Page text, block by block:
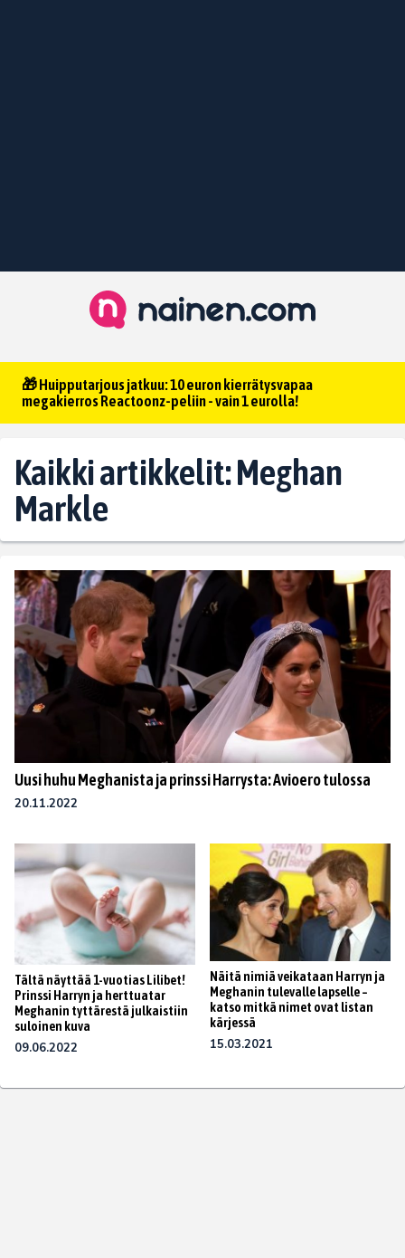
🎁 Huipputarjous jatkuu: 10 euron kierrätysvapaa
megakierros Reactoonz-peliin - vain 1 eurolla!
Kaikki artikkelit: Meghan
Markle
Uusi huhu Meghanista ja prinssi Harrysta: Avioero tulossa
20.11.2022
Tältä näyttää 1-vuotias Lilibet!
Prinssi Harryn ja herttuatar
Meghanin tyttärestä julkaistiin
suloinen kuva
09.06.2022
Näitä nimiä veikataan Harryn ja
Meghanin tulevalle lapselle –
katso mitkä nimet ovat listan
kärjessä
15.03.2021